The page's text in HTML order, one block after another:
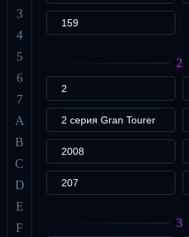
3
4
5
6
7
A
B
C
D
E
F
159
2
2
2 серия Gran Tourer
2008
207
3